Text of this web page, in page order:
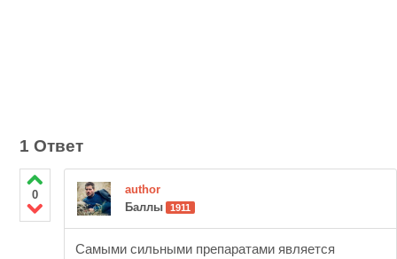
1 Ответ
0
author
Баллы
1911
Самыми сильными препаратами является